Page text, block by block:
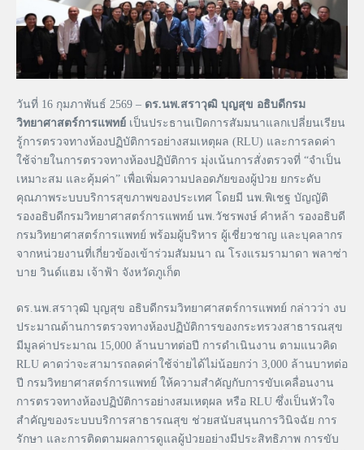
วันที่ 16 กุมภาพันธ์ 2569 – ดร.นพ.สราวุฒิ บุญสุข อธิบดีกรม
วิทยาศาสตร์การแพทย์ เป็นประธานเปิดการสัมมนาแลกเปลี่ยนเรียน
รู้การตรวจทางห้องปฏิบัติการอย่างสมเหตุผล (RLU) และการลดค่า
ใช้จ่ายในการตรวจทางห้องปฏิบัติการ มุ่งเน้นการสั่งตรวจที่ “จำเป็น
เหมาะสม และคุ้มค่า” เพื่อเพิ่มความปลอดภัยของผู้ป่วย ยกระดับ
คุณภาพระบบบริการสุขภาพของประเทศ โดยมี นพ.พิเชฐ บัญญัติ
รองอธิบดีกรมวิทยาศาสตร์การแพทย์ นพ.วัชรพงษ์ คำหล้า รองอธิบดี
กรมวิทยาศาสตร์การแพทย์ พร้อมผู้บริหาร ผู้เชี่ยวชาญ และบุคลากร
จากหน่วยงานที่เกี่ยวข้องเข้าร่วมสัมมนา ณ โรงแรมรามาดา พลาซ่า
บาย วินด์แฮม เจ้าฟ้า จังหวัดภูเก็ต
ดร.นพ.สราวุฒิ บุญสุข อธิบดีกรมวิทยาศาสตร์การแพทย์ กล่าวว่า งบ
ประมาณด้านการตรวจทางห้องปฏิบัติการของกระทรวงสาธารณสุข
มีมูลค่าประมาณ 15,000 ล้านบาทต่อปี การดำเนินงาน ตามแนวคิด
RLU คาดว่าจะสามารถลดค่าใช้จ่ายได้ไม่น้อยกว่า 3,000 ล้านบาทต่อ
ปี กรมวิทยาศาสตร์การแพทย์ ให้ความสำคัญกับการขับเคลื่อนงาน
การตรวจทางห้องปฏิบัติการอย่างสมเหตุผล หรือ RLU ซึ่งเป็นหัวใจ
สำคัญของระบบบริการสาธารณสุข ช่วยสนับสนุนการวินิจฉัย การ
รักษา และการติดตามผลการดูแลผู้ป่วยอย่างมีประสิทธิภาพ การขับ